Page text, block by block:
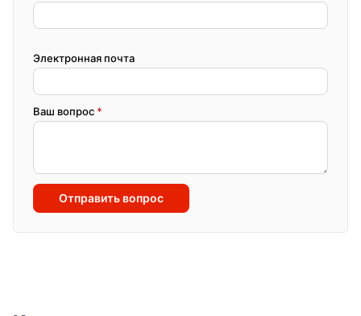
Электронная почта
Ваш вопрос *
Отправить вопрос